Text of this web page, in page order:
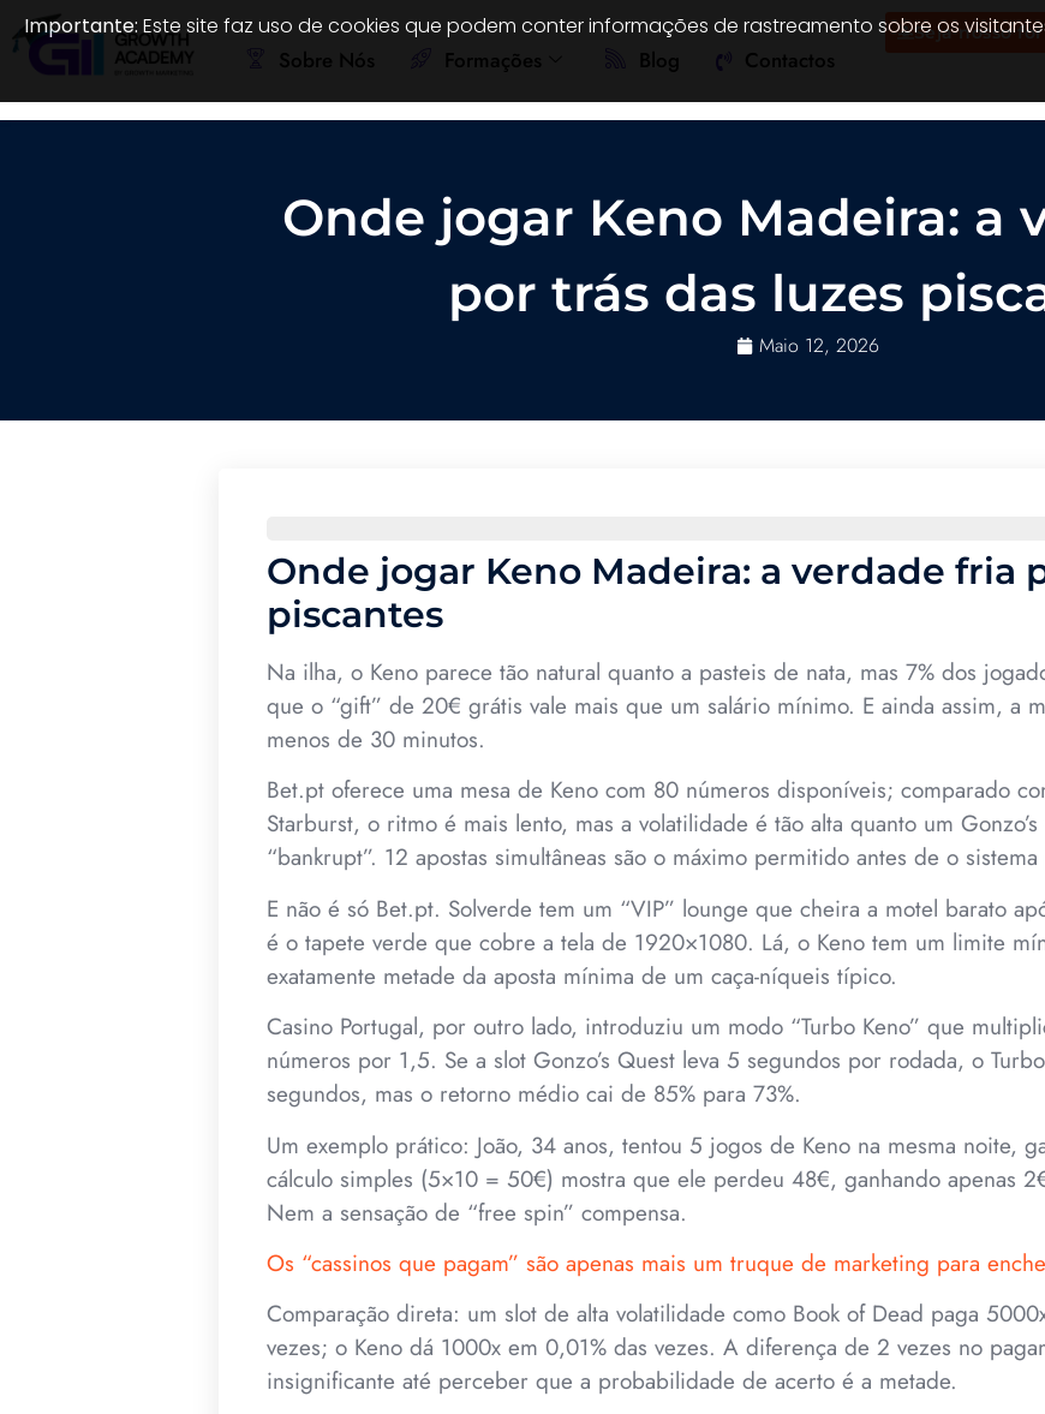
Sobre Nós Formações Blog Contactos
Seja nosso
Onde jogar Keno Madeira: a
por trás das luzes
Maio 12, 2026
Onde jogar Keno Madeira: a verdade fria
piscantes
Na ilha, o Keno parece tão natural quanto a pasteis de nata, mas 7% dos
que o “gift” de 20€ grátis vale mais que um salário mínimo. E ainda assim, a
menos de 30 minutos.
Bet.pt oferece uma mesa de Keno com 80 números disponíveis; comparado
Starburst, o ritmo é mais lento, mas a volatilidade é tão alta quanto um
“bankrupt”. 12 apostas simultâneas são o máximo permitido antes de o
E não é só Bet.pt. Solverde tem um “VIP” lounge que cheira a motel barato
é o tapete verde que cobre a tela de 1920×1080. Lá, o Keno tem um limite
exatamente metade da aposta mínima de um caça-níqueis típico.
Casino Portugal, por outro lado, introduziu um modo “Turbo Keno” que
números por 1,5. Se a slot Gonzo’s Quest leva 5 segundos por rodada, o
segundos, mas o retorno médio cai de 85% para 73%.
Um exemplo prático: João, 34 anos, tentou 5 jogos de Keno na mesma noite,
cálculo simples (5×10 = 50€) mostra que ele perdeu 48€, ganhando apenas
Nem a sensação de “free spin” compensa.
Os “cassinos que pagam” são apenas mais um truque de marketing para
Comparação direta: um slot de alta volatilidade como Book of Dead paga
vezes; o Keno dá 1000x em 0,01% das vezes. A diferença de 2 vezes no
insignificante até perceber que a probabilidade de acerto é a metade.
Importante: Este site faz uso de cookies que podem conter informações de rastreamento sobre os